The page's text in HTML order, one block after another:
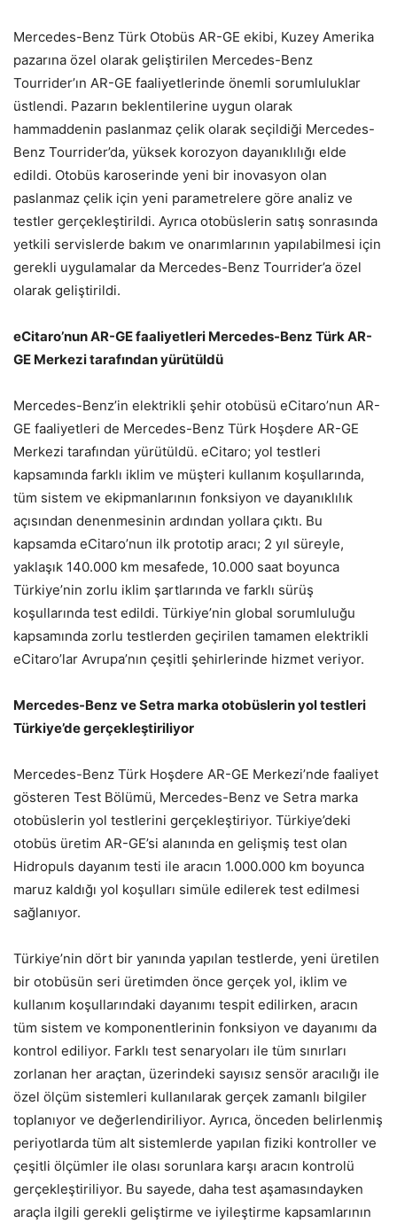
Mercedes-Benz Türk Otobüs AR-GE ekibi, Kuzey Amerika
pazarına özel olarak geliştirilen Mercedes-Benz
Tourrider’ın AR-GE faaliyetlerinde önemli sorumluluklar
üstlendi. Pazarın beklentilerine uygun olarak
hammaddenin paslanmaz çelik olarak seçildiği Mercedes-
Benz Tourrider’da, yüksek korozyon dayanıklılığı elde
edildi. Otobüs karoserinde yeni bir inovasyon olan
paslanmaz çelik için yeni parametrelere göre analiz ve
testler gerçekleştirildi. Ayrıca otobüslerin satış sonrasında
yetkili servislerde bakım ve onarımlarının yapılabilmesi için
gerekli uygulamalar da Mercedes-Benz Tourrider’a özel
olarak geliştirildi.
eCitaro’nun AR-GE faaliyetleri Mercedes-Benz Türk AR-
GE Merkezi tarafından yürütüldü
Mercedes-Benz’in elektrikli şehir otobüsü eCitaro’nun AR-
GE faaliyetleri de Mercedes-Benz Türk Hoşdere AR-GE
Merkezi tarafından yürütüldü. eCitaro; yol testleri
kapsamında farklı iklim ve müşteri kullanım koşullarında,
tüm sistem ve ekipmanlarının fonksiyon ve dayanıklılık
açısından denenmesinin ardından yollara çıktı. Bu
kapsamda eCitaro’nun ilk prototip aracı; 2 yıl süreyle,
yaklaşık 140.000 km mesafede, 10.000 saat boyunca
Türkiye’nin zorlu iklim şartlarında ve farklı sürüş
koşullarında test edildi. Türkiye’nin global sorumluluğu
kapsamında zorlu testlerden geçirilen tamamen elektrikli
eCitaro’lar Avrupa’nın çeşitli şehirlerinde hizmet veriyor.
Mercedes-Benz ve Setra marka otobüslerin yol testleri
Türkiye’de gerçekleştiriliyor
Mercedes-Benz Türk Hoşdere AR-GE Merkezi’nde faaliyet
gösteren Test Bölümü, Mercedes-Benz ve Setra marka
otobüslerin yol testlerini gerçekleştiriyor. Türkiye’deki
otobüs üretim AR-GE’si alanında en gelişmiş test olan
Hidropuls dayanım testi ile aracın 1.000.000 km boyunca
maruz kaldığı yol koşulları simüle edilerek test edilmesi
sağlanıyor.
Türkiye’nin dört bir yanında yapılan testlerde, yeni üretilen
bir otobüsün seri üretimden önce gerçek yol, iklim ve
kullanım koşullarındaki dayanımı tespit edilirken, aracın
tüm sistem ve komponentlerinin fonksiyon ve dayanımı da
kontrol ediliyor. Farklı test senaryoları ile tüm sınırları
zorlanan her araçtan, üzerindeki sayısız sensör aracılığı ile
özel ölçüm sistemleri kullanılarak gerçek zamanlı bilgiler
toplanıyor ve değerlendiriliyor. Ayrıca, önceden belirlenmiş
periyotlarda tüm alt sistemlerde yapılan fiziki kontroller ve
çeşitli ölçümler ile olası sorunlara karşı aracın kontrolü
gerçekleştiriliyor. Bu sayede, daha test aşamasındayken
araçla ilgili gerekli geliştirme ve iyileştirme kapsamlarının